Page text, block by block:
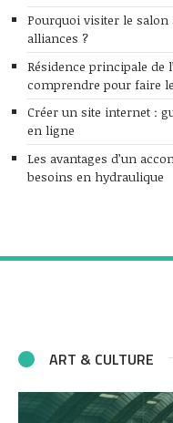
Pourquoi visiter le salon
alliances ?
Résidence principale de
comprendre pour faire
Créer un site internet :
en ligne
Les avantages d’un
besoins en hydraulique
ART & CULTURE